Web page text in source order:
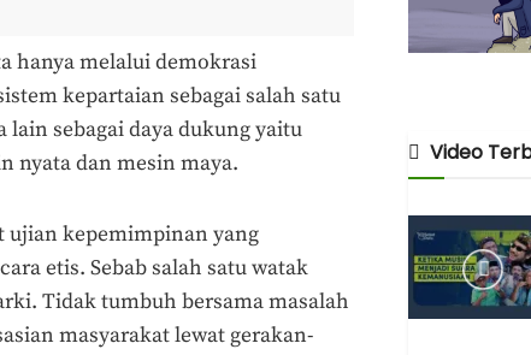
hanya melalui demokrasi
kepartaian sebagai salah satu
sebagai daya dukung yaitu
nyata dan mesin maya.
ujian kepemimpinan yang
etis. Sebab salah satu watak
Tidak tumbuh bersama masalah
masyarakat lewat gerakan-
Video